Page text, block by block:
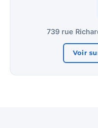
739 rue
Voir